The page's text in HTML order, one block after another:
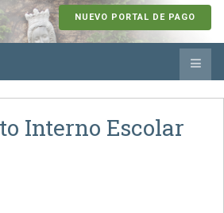
NUEVO PORTAL DE PAGO
Interno Escolar